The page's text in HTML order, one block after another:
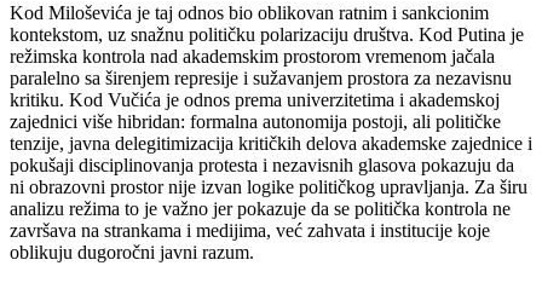
Kod Miloševića je taj odnos bio oblikovan ratnim i sankcionim
kontekstom, uz snažnu političku polarizaciju društva. Kod Putina je
režimska kontrola nad akademskim prostorom vremenom jačala
paralelno sa širenjem represije i sužavanjem prostora za nezavisnu
kritiku. Kod Vučića je odnos prema univerzitetima i akademskoj
zajednici više hibridan: formalna autonomija postoji, ali političke
tenzije, javna delegitimizacija kritičkih delova akademske zajednice i
pokušaji disciplinovanja protesta i nezavisnih glasova pokazuju da
ni obrazovni prostor nije izvan logike političkog upravljanja. Za širu
analizu režima to je važno jer pokazuje da se politička kontrola ne
završava na strankama i medijima, već zahvata i institucije koje
oblikuju dugoročni javni razum.